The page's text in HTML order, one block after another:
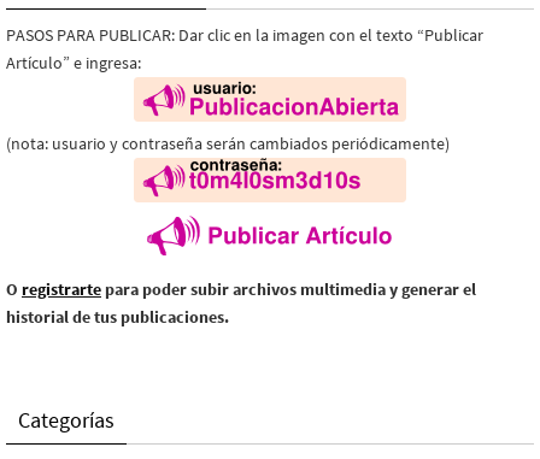
PASOS PARA PUBLICAR: Dar clic en la imagen con el texto “Publicar
Artículo” e ingresa:
(nota: usuario y contraseña serán cambiados periódicamente)
O registrarte para poder subir archivos multimedia y generar el
historial de tus publicaciones.
Categorías